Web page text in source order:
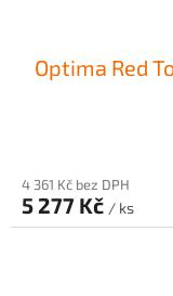
Optima Red
4 361 Kč bez DPH
5 277 Kč / ks